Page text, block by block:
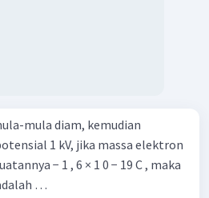
mula diam, kemudian
1 kV, jika massa elektron
− 1 , 6 × 1 0 − 19 C , maka
…